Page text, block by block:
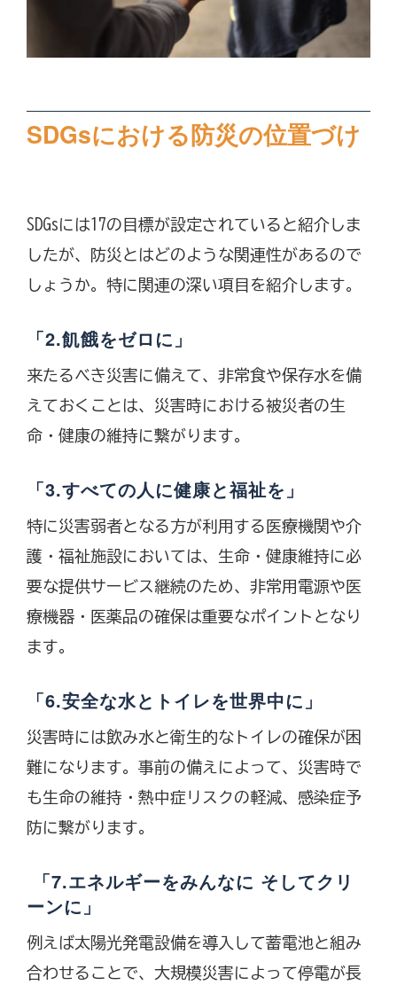
SDGsにおける防災の位置づけ
SDGsには17の目標が設定されていると紹介しま
したが、防災とはどのような関連性があるので
しょうか。特に関連の深い項目を紹介します。
「2.飢餓をゼロに」
来たるべき災害に備えて、非常食や保存水を備
えておくことは、災害時における被災者の生
命・健康の維持に繋がります。
「3.すべての人に健康と福祉を」
特に災害弱者となる方が利用する医療機関や介
護・福祉施設においては、生命・健康維持に必
要な提供サービス継続のため、非常用電源や医
療機器・医薬品の確保は重要なポイントとなり
ます。
「6.安全な水とトイレを世界中に」
災害時には飲み水と衛生的なトイレの確保が困
難になります。事前の備えによって、災害時で
も生命の維持・熱中症リスクの軽減、感染症予
防に繋がります。
「7.エネルギーをみんなに そしてクリ
ーンに」
例えば太陽光発電設備を導入して蓄電池と組み
合わせることで、大規模災害によって停電が長